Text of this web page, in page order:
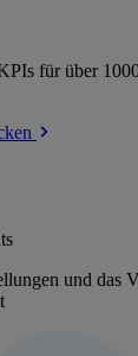
für über
und das